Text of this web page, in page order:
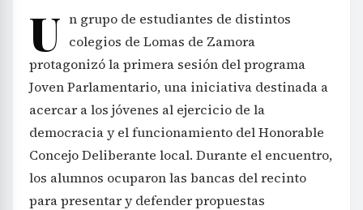
U n grupo de estudiantes de distintos
colegios de Lomas de Zamora
protagonizó la primera sesión del programa
Joven Parlamentario, una iniciativa destinada a
acercar a los jóvenes al ejercicio de la
democracia y el funcionamiento del Honorable
Concejo Deliberante local. Durante el encuentro,
los alumnos ocuparon las bancas del recinto
para presentar y defender propuestas